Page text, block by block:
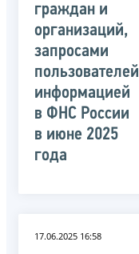
граждан и
организаций,
запросами
пользователей
информацией
в ФНС России
в июне 2025
года
17.06.2025 16:58